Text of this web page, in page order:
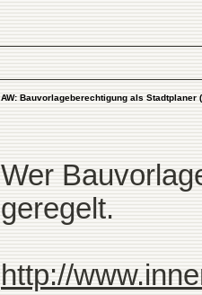
AW: Bauvorlageberechtigung als Stadtplaner
Wer
geregelt.
http://